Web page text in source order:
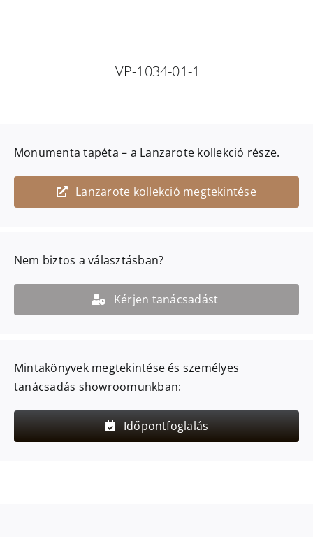
VP-1034-01-1
Monumenta tapéta – a Lanzarote kollekció része.
Lanzarote kollekció megtekintése
Nem biztos a választásban?
Kérjen tanácsadást
Mintakönyvek megtekintése és személyes
tanácsadás showroomunkban:
Időpontfoglalás